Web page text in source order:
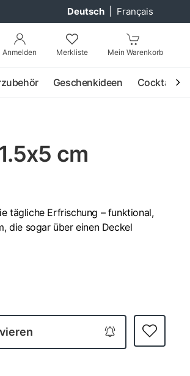
Deutsch Français
Anmelden Merkliste Mein Warenkorb
Geschenkideen Cocktail
cm
tägliche Erfrischung – funktional,
die sogar über einen Deckel